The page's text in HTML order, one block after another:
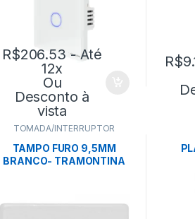
R$206.53- Até
12x
Ou
Desconto à
vista
R$
TOMADA/INTERRUPTOR
TAMPO FURO 9,5MM
BRANCO- TRAMONTINA